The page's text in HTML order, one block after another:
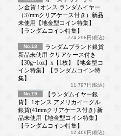
ン金貨 1オンス ランダムイヤー
（37mmクリアケース付き）新品
未使用【地金型コイン特集】
【ランダムコイン特集】
774,298円(税込)
No.18
ランダムブランド銀貨
新品未使用 クリアケース付き
【30g~1oz】x【1枚】【地金型コ
イン特集】【ランダムコイン特
集】
11,797円(税込)
No.19
【ランダムイヤー銀
貨】 1オンス アメリカイーグル
銀貨(41mmクリアケース付き) 新
品未使用【地金型コイン特集】
【ランダムコイン特集】
12,469円(税込)